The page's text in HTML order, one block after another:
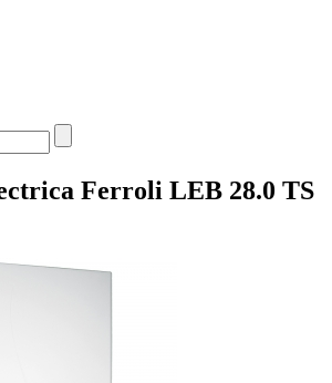
Ferroli LEB 28.0 TS